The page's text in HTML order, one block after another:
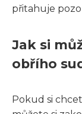
přitahuje
Jak si
obřího
Pokud si